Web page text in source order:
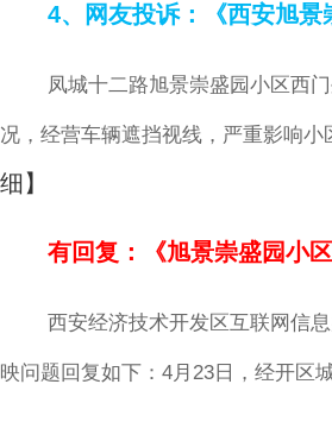
4、网友投诉：《西安旭景
凤城十二路旭景崇盛园小区西
况，经营车辆遮挡视线，严重影响
细】
有回复：《旭景崇盛园小
西安经济技术开发区互联网信
映问题回复如下：4月23日，经开区